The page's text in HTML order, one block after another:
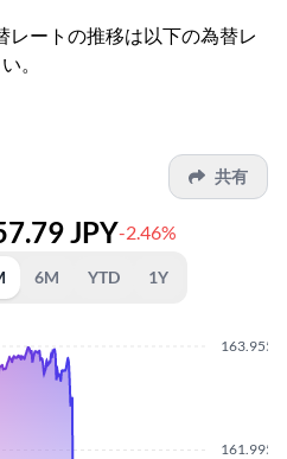
レートの推移は以下の為替レ
。
共有
JPY-2.46%
6M YTD 1Y
161.9950
163.9550